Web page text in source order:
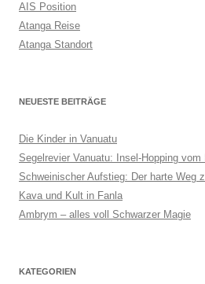
AIS Position
Atanga Reise
Atanga Standort
NEUESTE BEITRÄGE
Die Kinder in Vanuatu
Segelrevier Vanuatu: Insel-Hopping vom
Schweinischer Aufstieg: Der harte Weg
Kava und Kult in Fanla
Ambrym – alles voll Schwarzer Magie
KATEGORIEN